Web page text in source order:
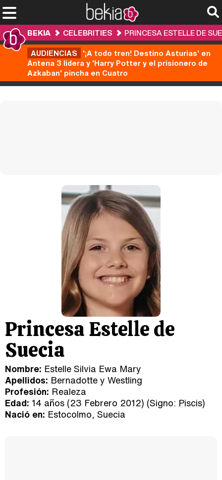
BEKIA CELEBRITIES
PRINCESA ESTELLE DE
AUDIENCIAS '¡A todo tren! Destino Asturias' en
Antena 3 lidera y 'Harry Potter y el prisionero de
Azkaban' pincha en Cuatro
Princesa Estelle de
Suecia
Nombre: Estelle Silvia Ewa Mary
Apellidos: Bernadotte y Westling
Profesión: Realeza
Edad: 14 años (23 Febrero 2012) (Signo: Piscis)
Nació en: Estocolmo, Suecia